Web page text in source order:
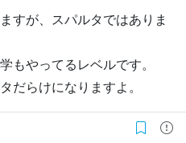
すが、スパルタではありま
もやってるレベルです。
だらけになりますよ。